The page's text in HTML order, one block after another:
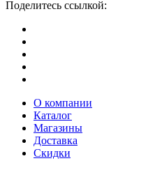
Поделитесь ссылкой:
О компании
Каталог
Магазины
Доставка
Скидки